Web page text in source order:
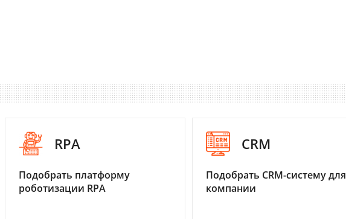
RPA
Подобрать платформу
роботизации RPA
CRM
Подобрать CRM-систему для
компании